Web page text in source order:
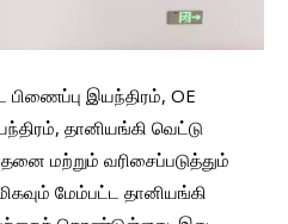
பிணைப்பு இயந்திரம், OE
தானியங்கி வெட்டு
மற்றும் வரிசைப்படுத்தும்
மேம்பட்ட தானியங்கி